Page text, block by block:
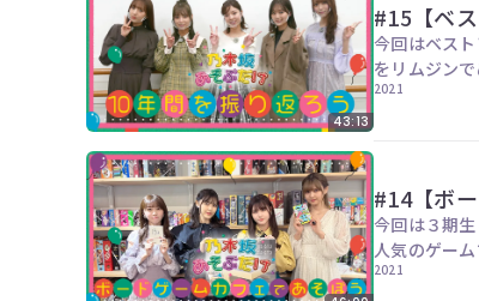
43:13
#15【ベ
今回はベス
をリムジンでめぐ
美月、弓木奈
2021
#14【ボ
今回は３期
2021